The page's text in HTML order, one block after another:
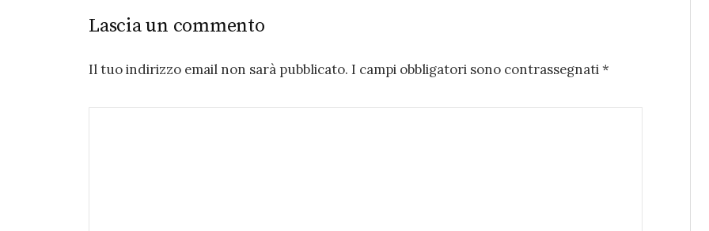
Lascia un commento
Il tuo indirizzo email non sarà pubblicato. I campi obbligatori sono contrassegnati*